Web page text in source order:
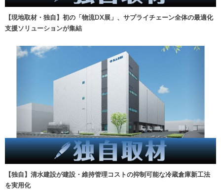
【現地取材・独自】初の「物流DX展」、サプライチェーン全体の最適化
支援ソリューションが集結
【独自】清水建設が建設・維持管理コストの抑制可能な冷蔵倉庫新工法
を実用化